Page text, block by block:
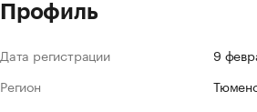
Профиль
Дата регистрации
9
Регион